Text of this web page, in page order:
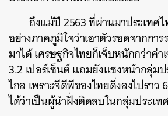
ถึงแม้ปี 2563 ที่ผ่านมาประเทศ
อย่างภาคภูมิใจว่าเอาตัวรอดจากกา
มาได้ เศรษฐกิจไทยก็เจ็บหนักกว่าค่
3.2 เปอร์เซ็นต์ แถมยังแซงหน้ากลุ่มป
ไกล เพราะจีดีพีของไทยดิ่งลงไปราว
ได้ว่าเป็นผู้นำฝั่งติดลบในกลุ่มประเท